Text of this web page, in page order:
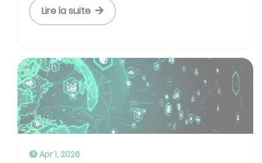
Lire la suite
Apr 1, 2026